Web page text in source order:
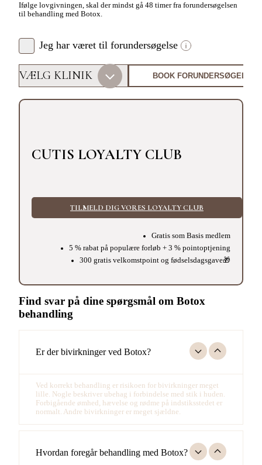
Ifølge lovgivningen, skal der mindst gå 48 timer fra forundersøgelsen
til behandling med Botox.
Jeg har været til forundersøgelse
CUTIS LOYALTY CLUB
TILMELD DIG VORES LOYALTY CLUB
Gratis som Basis medlem
5 % rabat på populære forløb + 3 % pointoptjening
300 gratis velkomstpoint og fødselsdagsgave🎁
Find svar på dine spørgsmål om Botox
behandling
Er der bivirkninger ved Botox?
Ved korrekt behandling er risikoen for bivirkninger meget
lille. Nogle beskriver ubehag i forbindelse med stik i huden.
Forbigående ømhed, hævelse og rødme på indstiksstedet er
normalt. Andre bivirkninger er meget sjældne.
Hvordan foregår behandling med Botox?